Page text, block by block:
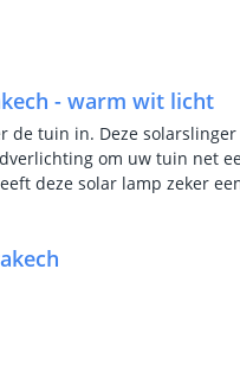
- warm wit licht
de tuin in. Deze
om uw tuin net
deze solar lamp zeker